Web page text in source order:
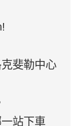
斐勒中心
站下車